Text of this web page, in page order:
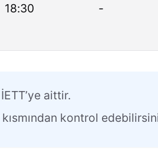
18:30
-
aittir.
kontrol